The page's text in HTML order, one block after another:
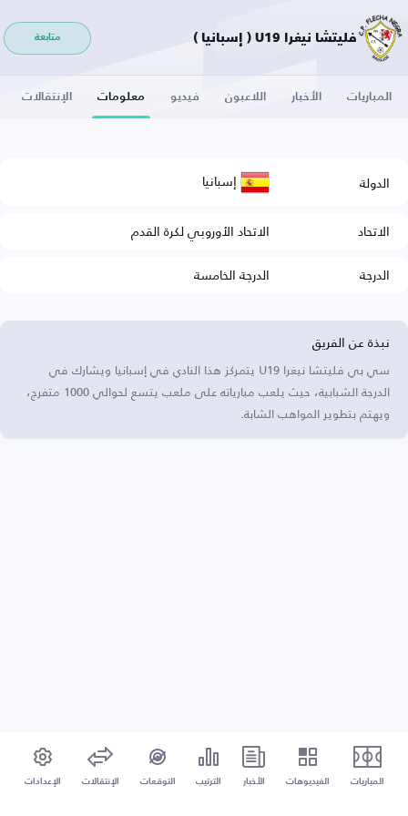
فليتشا نيغرا U19 ( إسبانيا ) متابعة
المباريات الأخبار اللاعبون فيديو معلومات الإنتقالات
الدولة إسبانيا
الاتحاد
الاتحاد الأوروبي لكرة القدم
الدرجة
الدرجة الخامسة
نبذة عن الفريق
سي بي فليتشا نيغرا U19 يتمركز هذا النادي في إسبانيا ويشارك في
الدرجة الشبابية، حيث يلعب مبارياته على ملعب يتسع لحوالي 1000 متفرج،
ويهتم بتطوير المواهب الشابة.
المباريات الفيديوهات الأخبار الترتيب التوقعات الإنتقالات الإعدادات